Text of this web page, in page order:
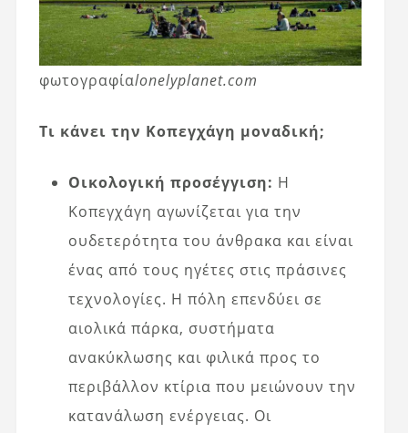
φωτογραφίαlonelyplanet.com
Τι κάνει την Κοπεγχάγη μοναδική;
Οικολογική προσέγγιση: Η
Κοπεγχάγη αγωνίζεται για την
ουδετερότητα του άνθρακα και είναι
ένας από τους ηγέτες στις πράσινες
τεχνολογίες. Η πόλη επενδύει σε
αιολικά πάρκα, συστήματα
ανακύκλωσης και φιλικά προς το
περιβάλλον κτίρια που μειώνουν την
κατανάλωση ενέργειας. Οι